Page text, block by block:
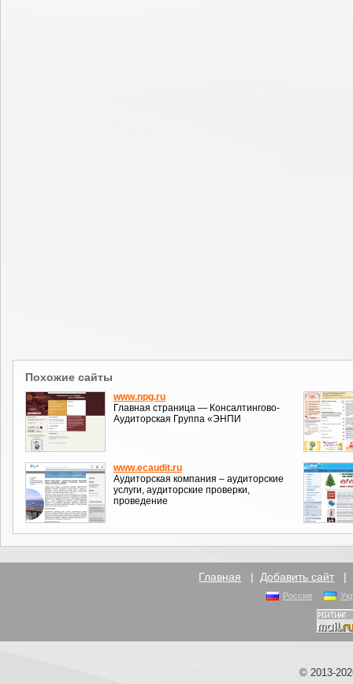
Похожие сайты
www.npg.ru
Главная страница — Консалтингово-
Аудиторская Группа «ЭНПИ
www.ecaudit.ru
Аудиторская компания – аудиторские
услуги, аудиторские проверки,
проведение
Главная | Добавить сайт |
Россия
© 2013-